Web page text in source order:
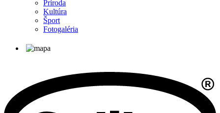
Príroda
Kultúra
Šport
Fotogaléria